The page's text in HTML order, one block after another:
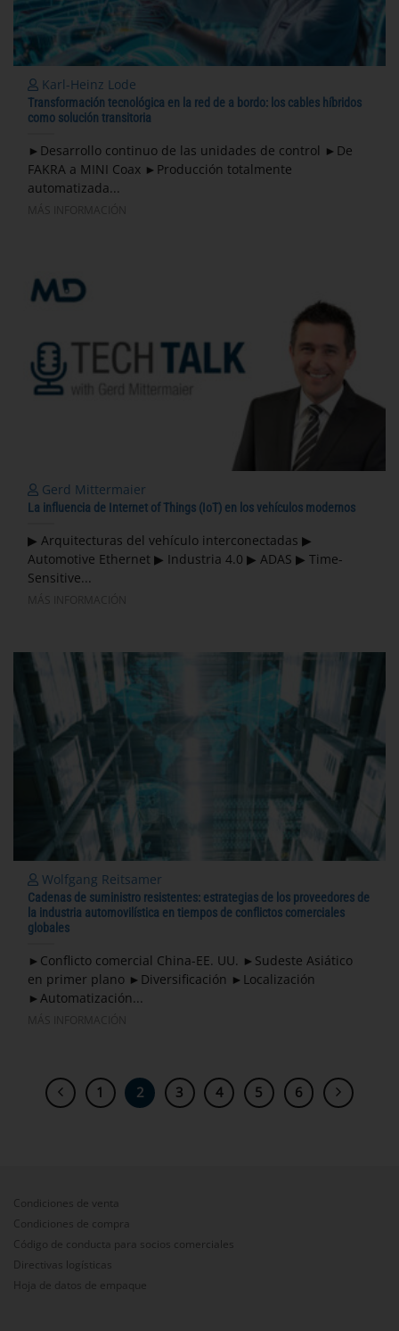
Karl-Heinz Lode
Transformación tecnológica en la red de a bordo: los cables híbridos
como solución transitoria
►Desarrollo continuo de las unidades de control ►De
FAKRA a MINI Coax ►Producción totalmente
automatizada...
Gerd Mittermaier
La influencia de Internet of Things (IoT) en los vehículos modernos
▶ Arquitecturas del vehículo interconectadas ▶
Automotive Ethernet ▶ Industria 4.0 ▶ ADAS ▶ Time-
Sensitive...
Wolfgang Reitsamer
Cadenas de suministro resistentes: estrategias de los proveedores de
la industria automovilística en tiempos de conflictos comerciales
globales
►Conflicto comercial China-EE. UU. ►Sudeste Asiático
en primer plano ►Diversificación ►Localización
►Automatización...
1 2 3 4 5 6
Condiciones de venta
Condiciones de compra
Código de conducta para socios comerciales
Directivas logísticas
Hoja de datos de empaque